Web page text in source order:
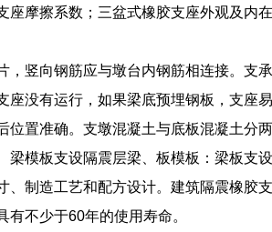
摩擦系数；三盆式橡胶支座外观及内
竖向钢筋应与墩台内钢筋相连接。支
没有运行，如果梁底预埋钢板，支座
置准确。支墩混凝土与底板混凝土分
模板支设隔震层梁、板模板：梁板支设
制造工艺和配方设计。建筑隔震橡胶
不少于60年的使用寿命。